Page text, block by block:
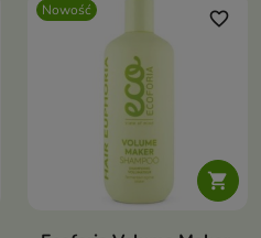
Nowość

favorite_border